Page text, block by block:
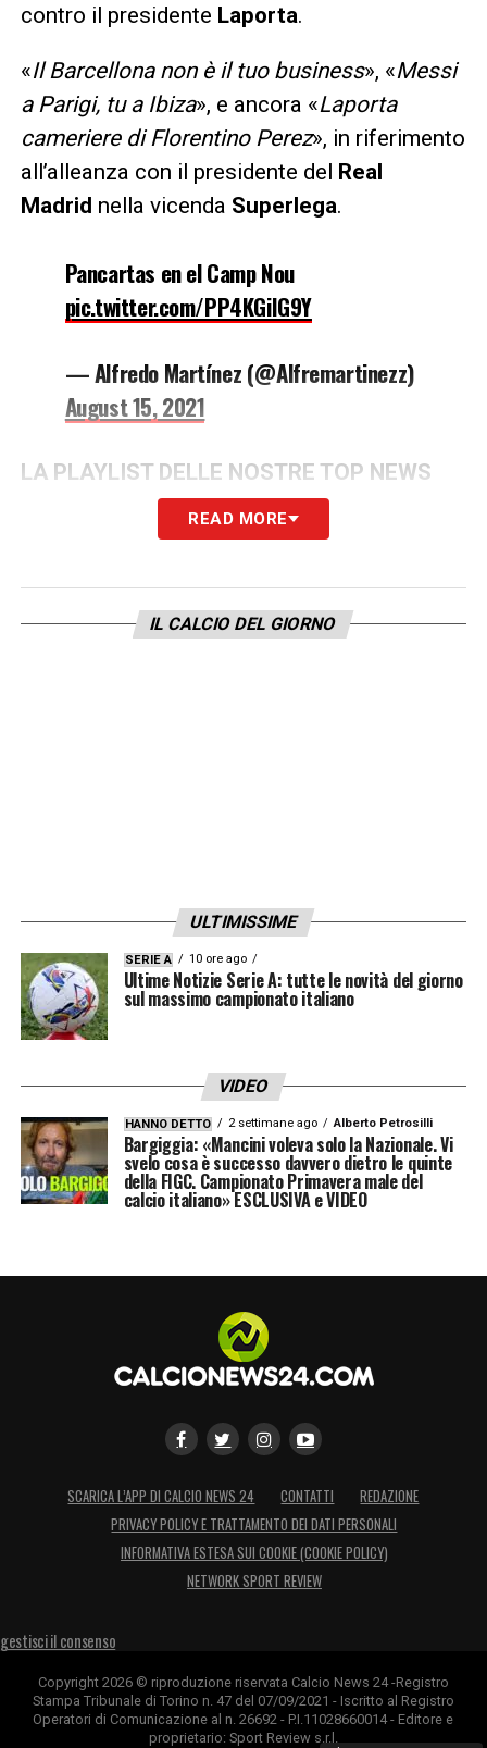
contro il presidente Laporta.
«Il Barcellona non è il tuo business», «Messi
a Parigi, tu a Ibiza», e ancora «Laporta
cameriere di Florentino Perez», in riferimento
all’alleanza con il presidente del Real
Madrid nella vicenda Superlega.
Pancartas en el Camp Nou
pic.twitter.com/PP4KGiIG9Y
— Alfredo Martínez (@Alfremartinezz)
August 15, 2021
LA PLAYLIST DELLE NOSTRE TOP NEWS
READ MORE
IL CALCIO DEL GIORNO
ULTIMISSIME
SERIE A 10 ore ago
Ultime Notizie Serie A: tutte le novità del giorno
sul massimo campionato italiano
VIDEO
HANNO DETTO 2 settimane ago Alberto Petrosilli
Bargiggia: «Mancini voleva solo la Nazionale. Vi
svelo cosa è successo davvero dietro le quinte
della FIGC. Campionato Primavera male del
calcio italiano» ESCLUSIVA e VIDEO
SCARICA L’APP DI CALCIO NEWS 24 CONTATTI
REDAZIONE
PRIVACY POLICY E TRATTAMENTO DEI DATI PERSONALI
INFORMATIVA ESTESA SUI COOKIE (COOKIE POLICY)
NETWORK SPORT REVIEW
gestisci il consenso
Copyright 2026 © riproduzione riservata Calcio News 24 -Registro
Stampa Tribunale di Torino n. 47 del 07/09/2021 - Iscritto al Registro
Operatori di Comunicazione al n. 26692 - P.I.11028660014 - Editore e
proprietario: Sport Review s.r.l.